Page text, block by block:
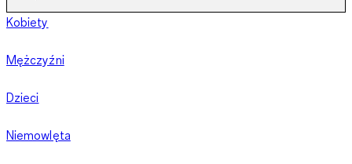
Kobiety
Mężczyźni
Dzieci
Niemowlęta